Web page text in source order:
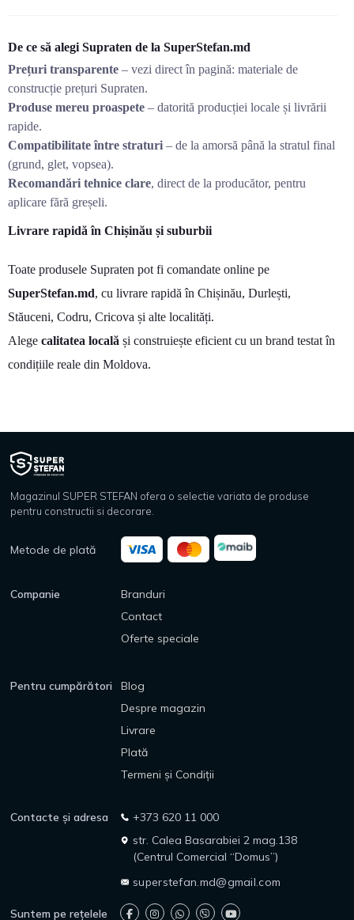
De ce să alegi Supraten de la SuperStefan.md
Prețuri transparente – vezi direct în pagină: materiale de
construcție prețuri Supraten.
Produse mereu proaspete – datorită producției locale și livrării
rapide.
Compatibilitate între straturi – de la amorsă până la stratul final
(grund, glet, vopsea).
Recomandări tehnice clare, direct de la producător, pentru
aplicare fără greșeli.
Livrare rapidă în Chișinău și suburbii
Toate produsele Supraten pot fi comandate online pe
SuperStefan.md, cu livrare rapidă în Chișinău, Durlești,
Stăuceni, Codru, Cricova și alte localități.
Alege calitatea locală și construiește eficient cu un brand testat în
condițiile reale din Moldova.
Magazinul SUPER STEFAN ofera o selectie variata de produse
pentru constructii si decorare.
Metode de plată
Companie
Branduri
Contact
Oferte speciale
Pentru cumpărători
Blog
Despre magazin
Livrare
Plată
Termeni și Condiții
Contacte și adresa
+373 620 11 000
str. Calea Basarabiei 2 mag.138
(Centrul Comercial “Domus”)
superstefan.md@gmail.com
Suntem pe rețelele